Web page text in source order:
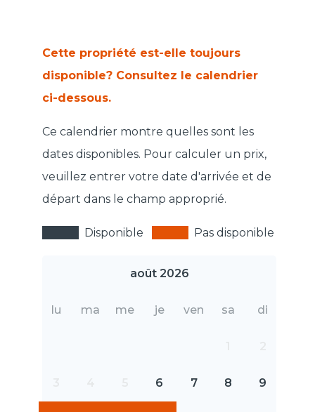
Cette propriété est-elle toujours
disponible? Consultez le calendrier
ci-dessous.
Ce calendrier montre quelles sont les
dates disponibles. Pour calculer un prix,
veuillez entrer votre date d'arrivée et de
départ dans le champ approprié.
Disponible Pas disponible
août 2026
lu ma me je ven sa di
6 7 8 9